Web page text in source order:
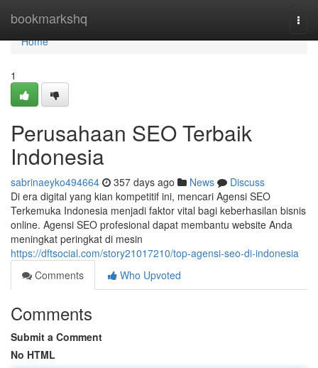
bookmarkshq
Home
Home
1
Perusahaan SEO Terbaik
Indonesia
sabrinaeyko494664 357 days ago News
Discuss
Di era digital yang kian kompetitif ini, mencari Agensi SEO
Terkemuka Indonesia menjadi faktor vital bagi keberhasilan bisnis
online. Agensi SEO profesional dapat membantu website Anda
meningkat peringkat di mesin
https://dftsocial.com/story21017210/top-agensi-seo-di-indonesia
Comments
Who Upvoted
Comments
Submit a Comment
No HTML